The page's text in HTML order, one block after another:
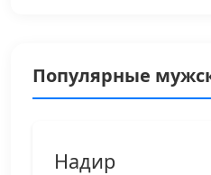
Популярные
Надир